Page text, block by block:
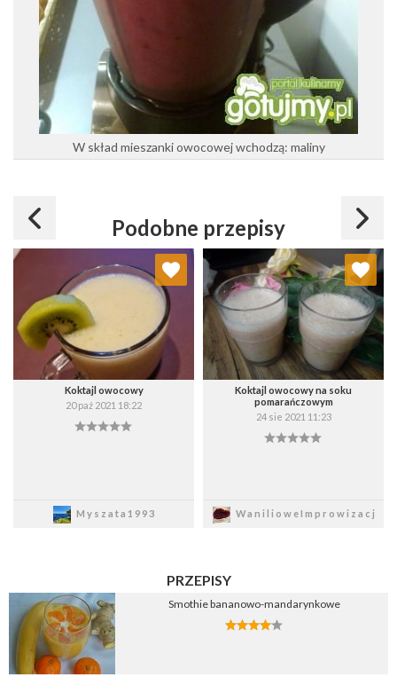
W skład mieszanki owocowej wchodzą: maliny
Podobne przepisy
Koktajl owocowy
20 paź 2021 18:22
Myszata1993
Dodaj do ulubionych
Wybierz listę:
Koktajl owocowy na soku
pomarańczowym
24 sie 2021 11:23
WanilioweImprowizacj
Dodaj do ulubionych
Wybierz listę:
PRZEPISY
Smothie bananowo-mandarynkowe